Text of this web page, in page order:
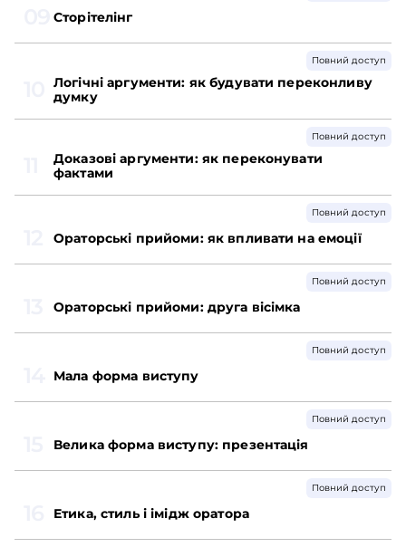
Сторітелінг
Логічні аргументи: як будувати переконливу
думку
Повний доступ
Доказові аргументи: як переконувати
фактами
Повний доступ
Ораторські прийоми: як впливати на емоції
Повний доступ
Ораторські прийоми: друга вісімка
Повний доступ
Мала форма виступу
Повний доступ
Велика форма виступу: презентація
Повний доступ
Етика, стиль і імідж оратора
Повний доступ